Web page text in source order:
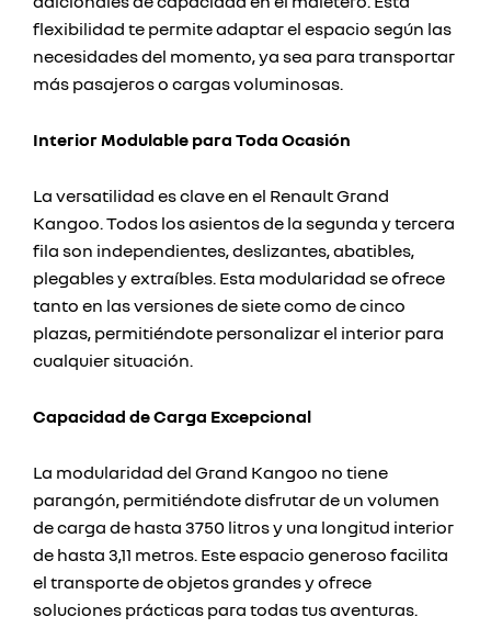
flexibilidad te permite adaptar el espacio según las
necesidades del momento, ya sea para transportar
más pasajeros o cargas voluminosas.
Interior Modulable para Toda Ocasión
La versatilidad es clave en el Renault Grand
Kangoo. Todos los asientos de la segunda y tercera
fila son independientes, deslizantes, abatibles,
plegables y extraíbles. Esta modularidad se ofrece
tanto en las versiones de siete como de cinco
plazas, permitiéndote personalizar el interior para
cualquier situación.
Capacidad de Carga Excepcional
La modularidad del Grand Kangoo no tiene
parangón, permitiéndote disfrutar de un volumen
de carga de hasta 3750 litros y una longitud interior
de hasta 3,11 metros. Este espacio generoso facilita
el transporte de objetos grandes y ofrece
soluciones prácticas para todas tus aventuras.